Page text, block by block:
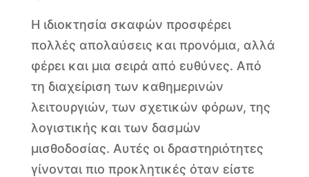
Η ιδιοκτησία σκαφών προσφέρει
πολλές απολαύσεις και προνόμια, αλλά
φέρει και μια σειρά από ευθύνες. Από
τη διαχείριση των καθημερινών
λειτουργιών, των σχετικών φόρων, της
λογιστικής και των δασμών
μισθοδοσίας. Αυτές οι δραστηριότητες
γίνονται πιο προκλητικές όταν είστε